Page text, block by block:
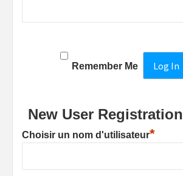
Remember Me
New User Registration
Choisir un nom d'utilisateur*